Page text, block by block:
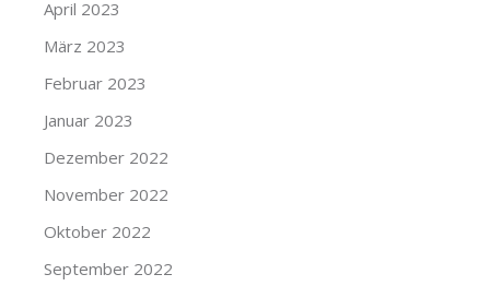
April 2023
März 2023
Februar 2023
Januar 2023
Dezember 2022
November 2022
Oktober 2022
September 2022